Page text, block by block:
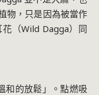
物，只是因為被當作
（Wild Dagga）同
和的放鬆」。點燃吸